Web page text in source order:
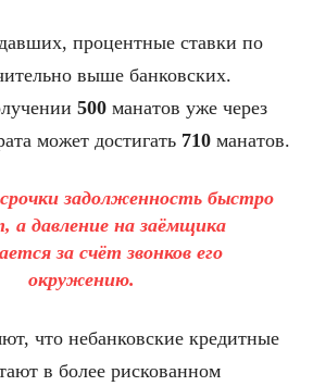
процентные ставки по
выше банковских.
500 манатов уже через
может достигать 710 манатов.
задолженность быстро
а давление на заёмщика
за счёт звонков его
окружению.
что небанковские кредитные
в более рискованном